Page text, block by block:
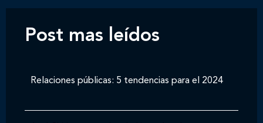
Contáctanos
Post mas leídos
Relaciones públicas: 5 tendencias para el 2024